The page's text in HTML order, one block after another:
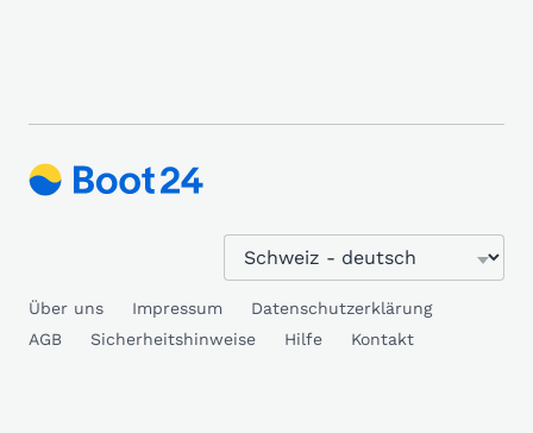
Über uns Impressum
Datenschutzerklärung
AGB
Sicherheitshinweise Hilfe Kontakt